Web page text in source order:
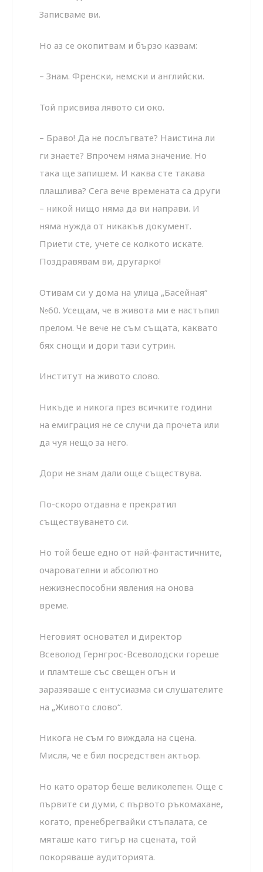
Записваме ви.
Но аз се окопитвам и бързо казвам:
– Знам. Френски, немски и английски.
Той присвива лявото си око.
– Браво! Да не послъгвате? Наистина ли
ги знаете? Впрочем няма значение. Но
така ще запишем. И каква сте такава
плашлива? Сега вече времената са други
– никой нищо няма да ви направи. И
няма нужда от никакъв документ.
Приети сте, учете се колкото искате.
Поздравявам ви, другарко!
Отивам си у дома на улица „Басейная“
№60. Усещам, че в живота ми е настъпил
прелом. Че вече не съм същата, каквато
бях снощи и дори тази сутрин.
Институт на живото слово.
Никъде и никога през всичките години
на емиграция не се случи да прочета или
да чуя нещо за него.
Дори не знам дали още съществува.
По-скоро отдавна е прекратил
съществуването си.
Но той беше едно от най-фантастичните,
очарователни и абсолютно
нежизнеспособни явления на онова
време.
Неговият основател и директор
Всеволод Гернгрос-Всеволодски гореше
и пламтеше със свещен огън и
заразяваше с ентусиазма си слушателите
на „Живото слово“.
Никога не съм го виждала на сцена.
Мисля, че е бил посредствен актьор.
Но като оратор беше великолепен. Още с
първите си думи, с първото ръкомахане,
когато, пренебрегвайки стъпалата, се
мяташе като тигър на сцената, той
покоряваше аудиторията.